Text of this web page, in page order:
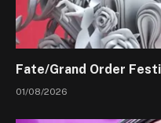
Fate/Grand Order
01/08/2026